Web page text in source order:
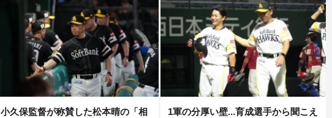
小久保監督が称賛した松本晴の「相
1軍の分厚い壁...育成選手から聞こえ